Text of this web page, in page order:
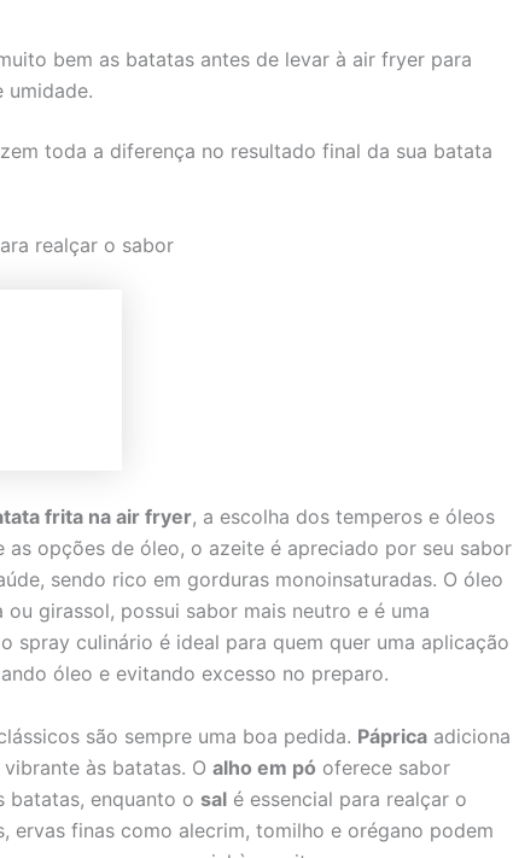
bem as batatas antes de levar à air fryer para
umidade.
toda a diferença no resultado final da sua batata
realçar o sabor
frita na air fryer, a escolha dos temperos e óleos
as opções de óleo, o azeite é apreciado por seu sabor
sendo rico em gorduras monoinsaturadas. O óleo
girassol, possui sabor mais neutro e é uma
spray culinário é ideal para quem quer uma aplicação
óleo e evitando excesso no preparo.
são sempre uma boa pedida. Páprica adiciona
às batatas. O alho em pó oferece sabor
batatas, enquanto o sal é essencial para realçar o
ervas finas como alecrim, tomilho e orégano podem